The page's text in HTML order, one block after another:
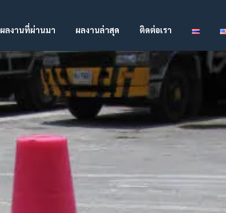
ผลงานที่ผ่านมา ผลงานล่าสุด ติดต่อเรา